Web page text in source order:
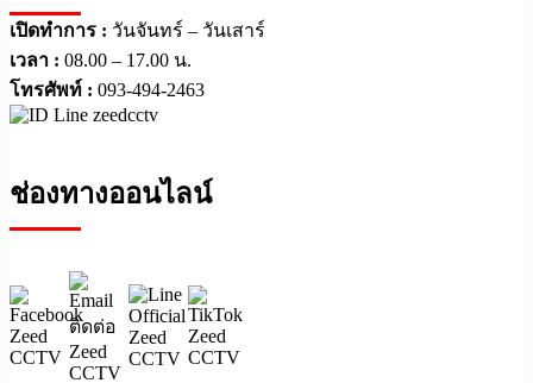
เปิดทำการ : วันจันทร์ – วันเสาร์
เวลา : 08.00 – 17.00 น.
โทรศัพท์ : 093-494-2463
ช่องทางออนไลน์